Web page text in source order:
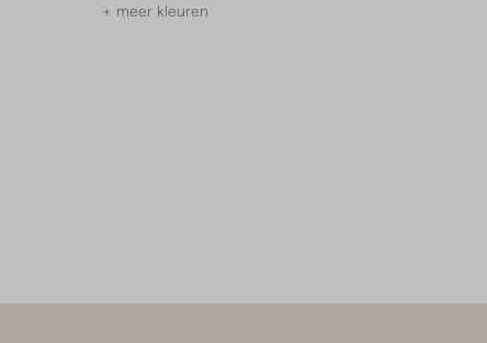
+ meer kleuren